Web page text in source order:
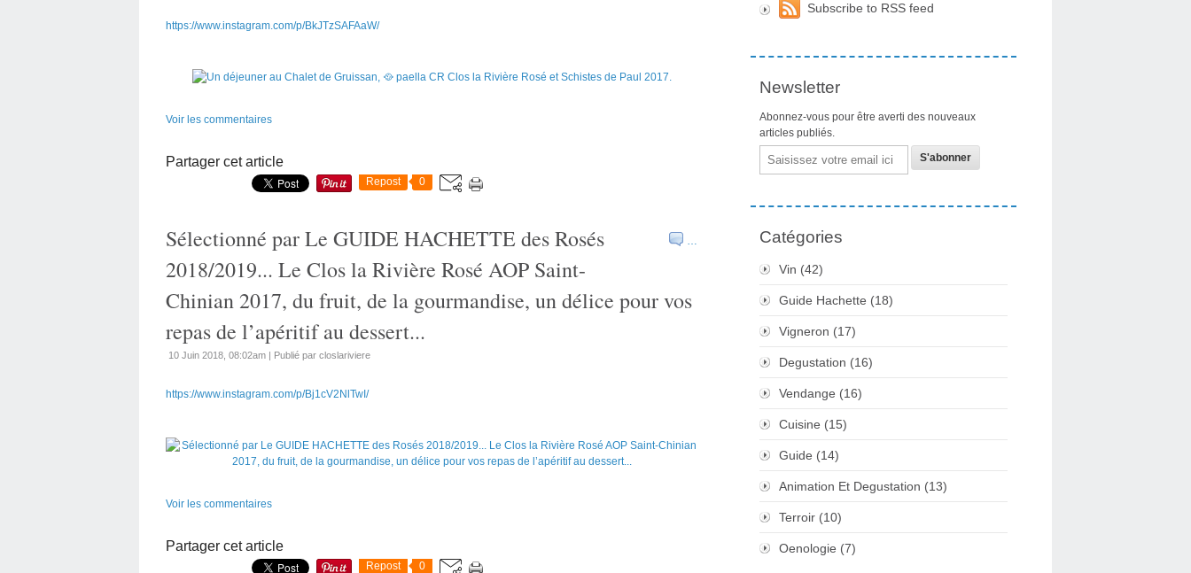
https://www.instagram.com/p/BkJTzSAFAaW/
Voir les commentaires
Partager cet article
Repost 0
…
Sélectionné par Le GUIDE HACHETTE des Rosés
2018/2019... Le Clos la Rivière Rosé AOP Saint-
Chinian 2017, du fruit, de la gourmandise, un délice pour vos
repas de l’apéritif au dessert...
10 Juin 2018, 08:02am | Publié par closlariviere
https://www.instagram.com/p/Bj1cV2NlTwI/
Voir les commentaires
Partager cet article
Repost 0
Subscribe to RSS feed
Newsletter
Abonnez-vous pour être averti des nouveaux
articles publiés.
Email
Catégories
Vin (42)
Guide Hachette (18)
Vigneron (17)
Degustation (16)
Vendange (16)
Cuisine (15)
Guide (14)
Animation Et Degustation (13)
Terroir (10)
Oenologie (7)